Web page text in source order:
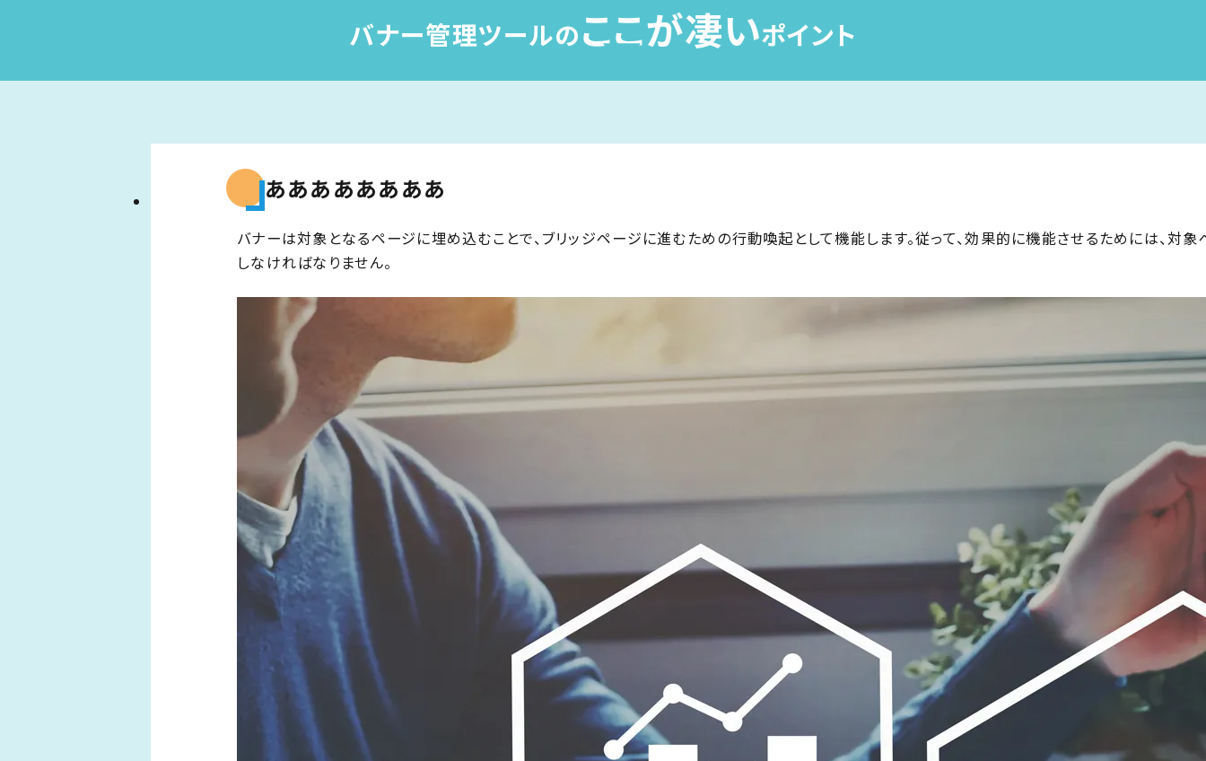
バナー管理ツールのここが凄いポイント
ああああああああ
バナーは対象となるページに埋め込むことで、ブリッジページに進むための行動喚起として機能します。従って、効果的に機能させるためには、
しなければなりません。